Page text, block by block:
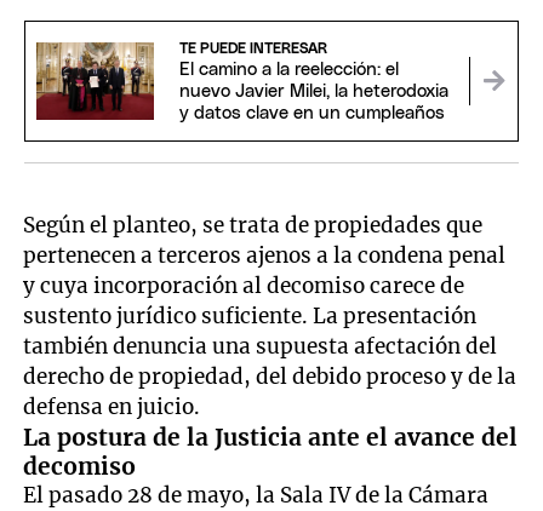
TE PUEDE INTERESAR
El camino a la reelección: el
nuevo Javier Milei, la heterodoxia
y datos clave en un cumpleaños
Según el planteo, se trata de propiedades que
pertenecen a terceros ajenos a la condena penal
y cuya incorporación al decomiso carece de
sustento jurídico suficiente. La presentación
también denuncia una supuesta afectación del
derecho de propiedad, del debido proceso y de la
defensa en juicio.
La postura de la Justicia ante el avance del
decomiso
El pasado 28 de mayo, la Sala IV de la Cámara